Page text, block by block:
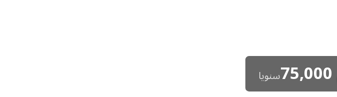
75,000سنويا